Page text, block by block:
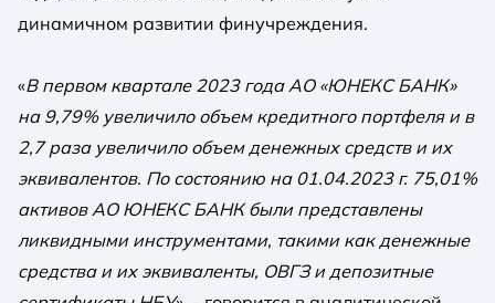
динамичном развитии финучреждения.
«В первом квартале 2023 года АО «ЮНЕКС БАНК»
на 9,79% увеличило объем кредитного портфеля и в
2,7 раза увеличило объем денежных средств и их
эквивалентов. По состоянию на 01.04.2023 г. 75,01%
активов АО ЮНЕКС БАНК были представлены
ликвидными инструментами, такими как денежные
средства и их эквиваленты, ОВГЗ и депозитные